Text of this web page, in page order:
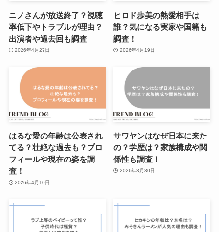
ニノさんが放送終了？視聴
率低下やトラブルが理由？
出演者や過去回も調査
2026年4月27日
ヒロド歩美の熱愛相手は
誰？気になる実家や国籍も
調査！
2026年4月19日
はるな愛の年齢は公表され
てる？壮絶な過去も？プロ
フィールや現在の姿を調
査！
2026年4月10日
サワヤンはなぜ日本に来た
の？学歴は？家族構成や関
係性も調査！
2026年3月30日